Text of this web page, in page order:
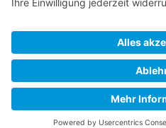
SkipperGuide
Datenschutz Klassische